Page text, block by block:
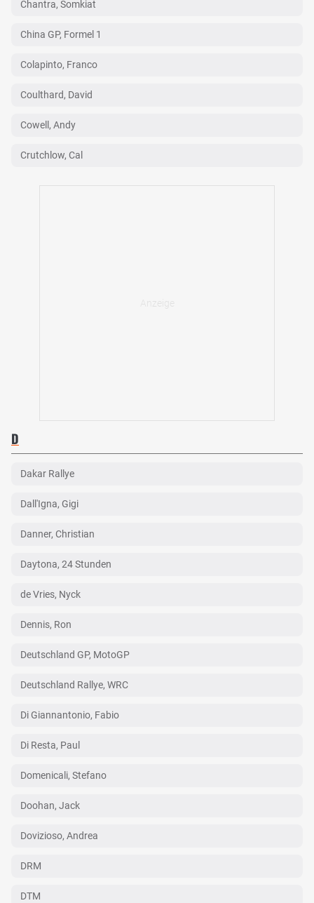
Chantra, Somkiat
China GP, Formel 1
Colapinto, Franco
Coulthard, David
Cowell, Andy
Crutchlow, Cal
D
Dakar Rallye
Dall'Igna, Gigi
Danner, Christian
Daytona, 24 Stunden
de Vries, Nyck
Dennis, Ron
Deutschland GP, MotoGP
Deutschland Rallye, WRC
Di Giannantonio, Fabio
Di Resta, Paul
Domenicali, Stefano
Doohan, Jack
Dovizioso, Andrea
DRM
DTM